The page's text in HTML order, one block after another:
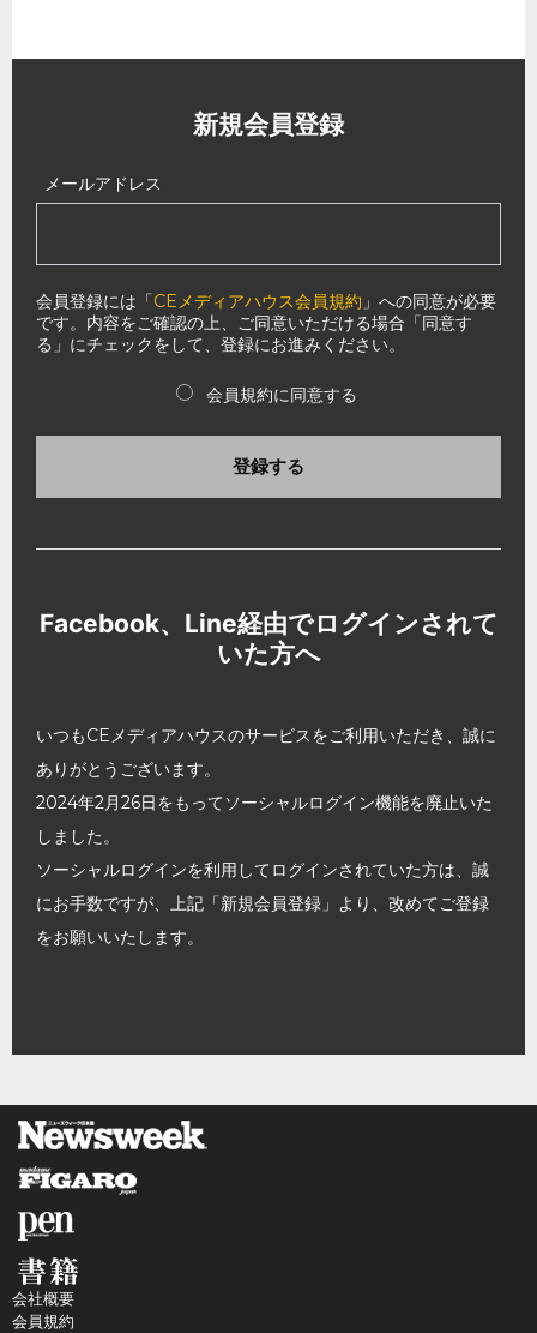
新規会員登録
メールアドレス
会員登録には「CEメディアハウス会員規約 」への同意が必要
です。内容をご確認の上、ご同意いただける場合「同意す
る」にチェックをして、登録にお進みください。
会員規約に同意する
登録する
Facebook、Line経由でログインされて
いた方へ
いつもCEメディアハウスのサービスをご利用いただき、誠に
ありがとうございます。
2024年2月26日をもってソーシャルログイン機能を廃止いた
しました。
ソーシャルログインを利用してログインされていた方は、誠
にお手数ですが、上記「新規会員登録」より、改めてご登録
をお願いいたします。
会社概要
会員規約